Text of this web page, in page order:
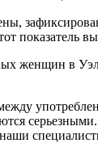
показатель
женщин в
между